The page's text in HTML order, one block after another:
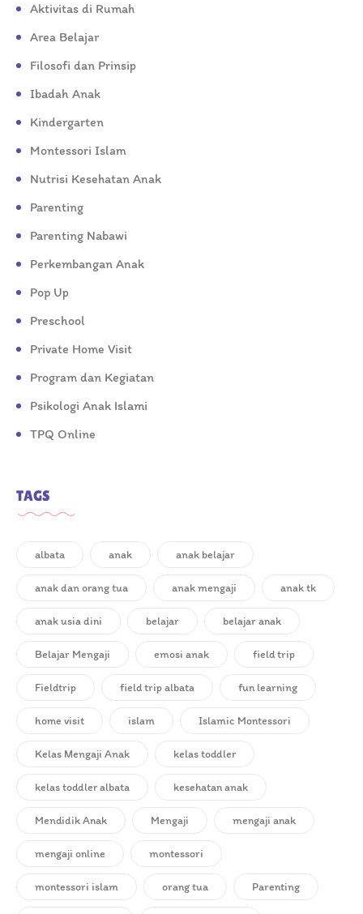
Aktivitas di Rumah
Area Belajar
Filosofi dan Prinsip
Ibadah Anak
Kindergarten
Montessori Islam
Nutrisi Kesehatan Anak
Parenting
Parenting Nabawi
Perkembangan Anak
Pop Up
Preschool
Private Home Visit
Program dan Kegiatan
Psikologi Anak Islami
TPQ Online
TAGS
albata anak anak belajar
anak dan orang tua anak mengaji anak tk
anak usia dini belajar belajar anak
Belajar Mengaji emosi anak field trip
Fieldtrip field trip albata fun learning
home visit islam Islamic Montessori
Kelas Mengaji Anak kelas toddler
kelas toddler albata kesehatan anak
Mendidik Anak Mengaji mengaji anak
mengaji online montessori
montessori islam orang tua Parenting